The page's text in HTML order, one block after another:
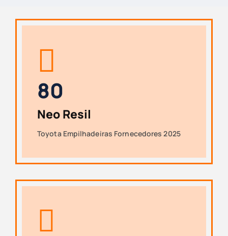
80
Neo Resil
Toyota Empilhadeiras Fornecedores 2025